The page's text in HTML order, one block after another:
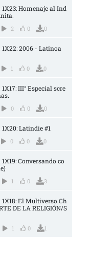
Homenaje al Ind
2 0 0
2006 - Latinoa
1 0 0
III° Especial scre
0 0 0
Latindie #1
0 0 0
Conversando co
1 0 3
El Multiverso Ch
DE LA RELIGIÓN/S
1 0 1